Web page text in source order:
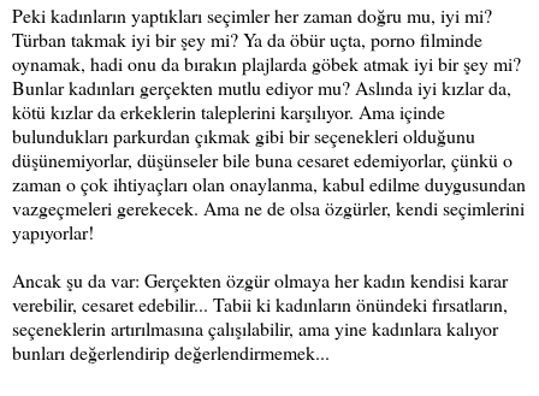
Peki kadınların yaptıkları seçimler her zaman doğru mu, iyi mi?
Türban takmak iyi bir şey mi? Ya da öbür uçta, porno filminde
oynamak, hadi onu da bırakın plajlarda göbek atmak iyi bir şey mi?
Bunlar kadınları gerçekten mutlu ediyor mu? Aslında iyi kızlar da,
kötü kızlar da erkeklerin taleplerini karşılıyor. Ama içinde
bulundukları parkurdan çıkmak gibi bir seçenekleri olduğunu
düşünemiyorlar, düşünseler bile buna cesaret edemiyorlar, çünkü o
zaman o çok ihtiyaçları olan onaylanma, kabul edilme duygusundan
vazgeçmeleri gerekecek. Ama ne de olsa özgürler, kendi seçimlerini
yapıyorlar!
Ancak şu da var: Gerçekten özgür olmaya her kadın kendisi karar
verebilir, cesaret edebilir... Tabii ki kadınların önündeki fırsatların,
seçeneklerin artırılmasına çalışılabilir, ama yine kadınlara kalıyor
bunları değerlendirip değerlendirmemek...